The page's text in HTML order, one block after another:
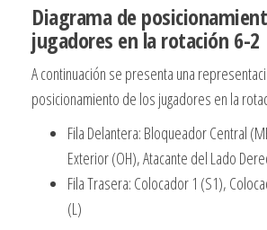
Diagrama de
jugadores en la rotación 6-2
A continuación se presenta una
posicionamiento de los jugadores en la
Fila Delantera: Bloqueador Central
Exterior (OH), Atacante del Lado
Fila Trasera: Colocador 1 (S1),
(L)